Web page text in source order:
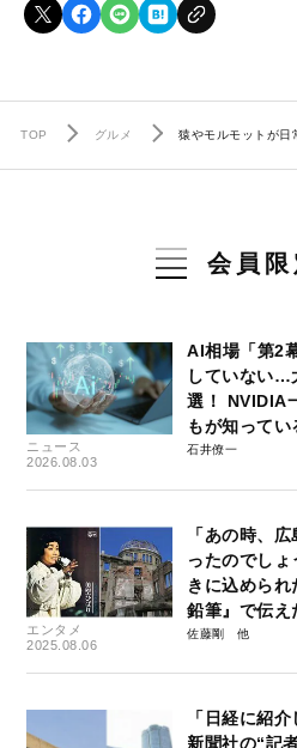
TOP グルメ 猿やモルモットが日
会員
ニュース
2026.08.03
AI相場「第2
していない…
選！ NVIDIA
もが知って
石井僚一
エンタメ
2025.08.06
「あの時、
ったのでし
きに込めら
鉛筆』で伝え
佐藤剛
「日経に紹
新聞社の“記